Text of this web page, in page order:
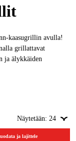
kaasugrillin avulla!
grillattavat
ja älykkäiden
Näytetään: 24
ja lajittele